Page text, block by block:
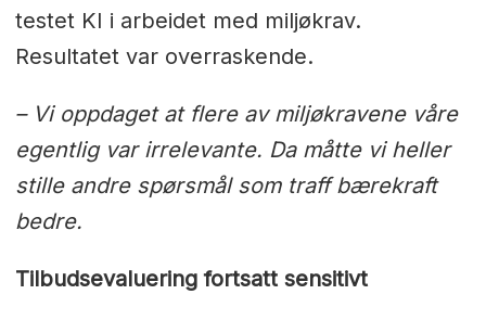
testet KI i arbeidet med miljøkrav.
Resultatet var overraskende.
– Vi oppdaget at flere av miljøkravene våre
egentlig var irrelevante. Da måtte vi heller
stille andre spørsmål som traff bærekraft
bedre.
Tilbudsevaluering fortsatt sensitivt